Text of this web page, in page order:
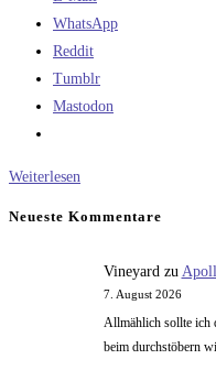
WhatsApp
Reddit
Tumblr
Mastodon
Weiterlesen
Raumsonden
Neueste Kommentare
Vineyardzu
7. August 2026
Allmählich sollte ich
beim durchstöbern